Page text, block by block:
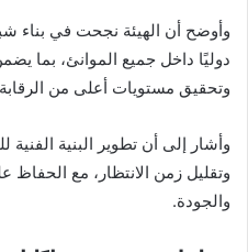
وأوضح أن الهيئة نجحت في بناء
دوليًا داخل جميع الموانئ، بما
وتحقيق مستويات أعلى من
وأشار إلى أن تطوير البنية
وتقليل زمن الانتظار، مع الحفاظ
والجودة.